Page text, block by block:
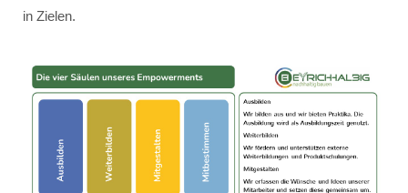
in Zielen.